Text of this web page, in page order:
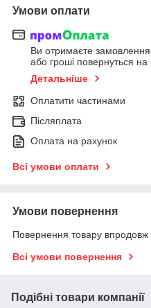
Умови оплати
Ви отримаєте замовлення
або гроші повернуться на
Детальніше
Оплатити частинами
Післяплата
Оплата на рахунок
Всі умови оплати
Умови повернення
Повернення товару впродовж
Всі умови повернення
Подібні товари компанії